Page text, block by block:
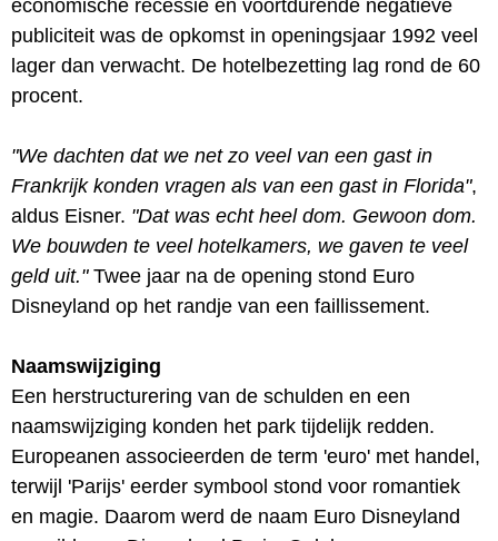
economische recessie en voortdurende negatieve
publiciteit was de opkomst in openingsjaar 1992 veel
lager dan verwacht. De hotelbezetting lag rond de 60
procent.
"We dachten dat we net zo veel van een gast in
Frankrijk konden vragen als van een gast in Florida",
aldus Eisner. "Dat was echt heel dom. Gewoon dom.
We bouwden te veel hotelkamers, we gaven te veel
geld uit."Twee jaar na de opening stond Euro
Disneyland op het randje van een faillissement.
Naamswijziging
Een herstructurering van de schulden en een
naamswijziging konden het park tijdelijk redden.
Europeanen associeerden de term 'euro' met handel,
terwijl 'Parijs' eerder symbool stond voor romantiek
en magie. Daarom werd de naam Euro Disneyland